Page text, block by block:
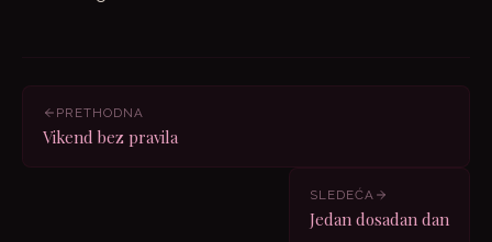
PRETHODNA
Vikend bez pravila
SLEDEĆA
Jedan dosadan dan